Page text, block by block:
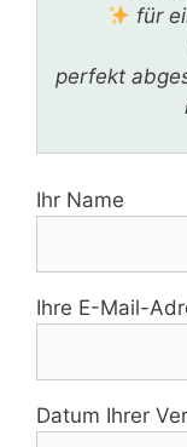
für
perfekt
Ihr Name
Ihre E-Mail-
Datum Ihrer